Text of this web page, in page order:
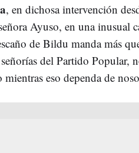
, en dichosa intervención
Ayuso, en una inusual
de Bildu manda más
del Partido Popular,
mientras eso dependa de